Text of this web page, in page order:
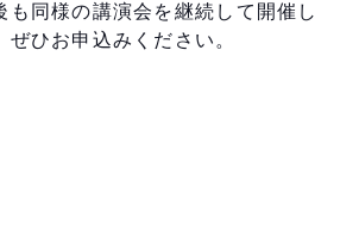
も同様の講演会を継続して開催し
ひお申込みください。